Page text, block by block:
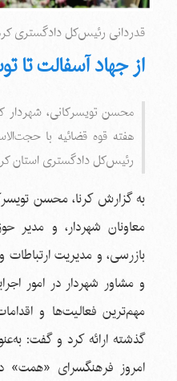
قدردانی رئیس‌کل دادگستری
از جهاد آسفالت
محسن تویسرکانی، شهردار
هفته قوه قضائیه با
رئیس‌کل دادگستری استان
به گزارش کرنا، محسن
معاونان شهردار، و مدیر
بازرسی، و مدیریت ارتباطات
و مشاور شهردار در امور
مهم‌ترین فعالیت‌ها و
گذشته ارائه کرد و گفت:
امروز فرهنگسرای «همت»